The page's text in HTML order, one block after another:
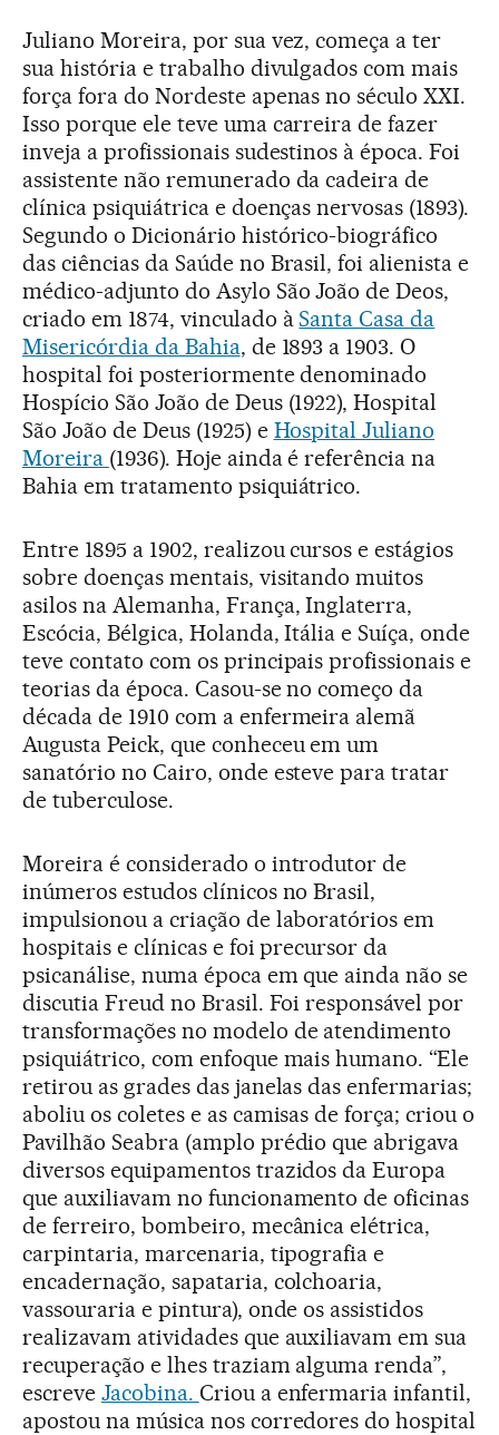
Juliano Moreira, por sua vez, começa a ter
sua história e trabalho divulgados com mais
força fora do Nordeste apenas no século XXI.
Isso porque ele teve uma carreira de fazer
inveja a profissionais sudestinos à época. Foi
assistente não remunerado da cadeira de
clínica psiquiátrica e doenças nervosas (1893).
Segundo o Dicionário histórico-biográfico
das ciências da Saúde no Brasil, foi alienista e
médico-adjunto do Asylo São João de Deos,
criado em 1874, vinculado àSanta Casa da
Misericórdia da Bahia, de 1893 a 1903. O
hospital foi posteriormente denominado
Hospício São João de Deus (1922), Hospital
São João de Deus (1925) e Hospital Juliano
Moreira (1936). Hoje ainda é referência na
Bahia em tratamento psiquiátrico.
Entre 1895 a 1902, realizou cursos e estágios
sobre doenças mentais, visitando muitos
asilos na Alemanha, França, Inglaterra,
Escócia, Bélgica, Holanda, Itália e Suíça, onde
teve contato com os principais profissionais e
teorias da época. Casou-se no começo da
década de 1910 com a enfermeira alemã
Augusta Peick, que conheceu em um
sanatório no Cairo, onde esteve para tratar
de tuberculose.
Moreira é considerado o introdutor de
inúmeros estudos clínicos no Brasil,
impulsionou a criação de laboratórios em
hospitais e clínicas e foi precursor da
psicanálise, numa época em que ainda não se
discutia Freud no Brasil. Foi responsável por
transformações no modelo de atendimento
psiquiátrico, com enfoque mais humano. “Ele
retirou as grades das janelas das enfermarias;
aboliu os coletes e as camisas de força; criou o
Pavilhão Seabra (amplo prédio que abrigava
diversos equipamentos trazidos da Europa
que auxiliavam no funcionamento de oficinas
de ferreiro, bombeiro, mecânica elétrica,
carpintaria, marcenaria, tipografia e
encadernação, sapataria, colchoaria,
vassouraria e pintura), onde os assistidos
realizavam atividades que auxiliavam em sua
recuperação e lhes traziam alguma renda”,
escreve Jacobina. Criou a enfermaria infantil,
apostou na música nos corredores do hospital